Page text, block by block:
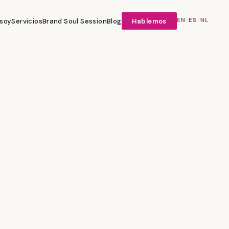
ServiciosBrand Soul SessionBlog Hablemos EN /ES NL